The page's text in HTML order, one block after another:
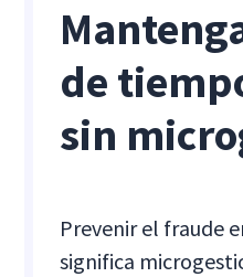
de
sin
Prevenir el fraude
significa